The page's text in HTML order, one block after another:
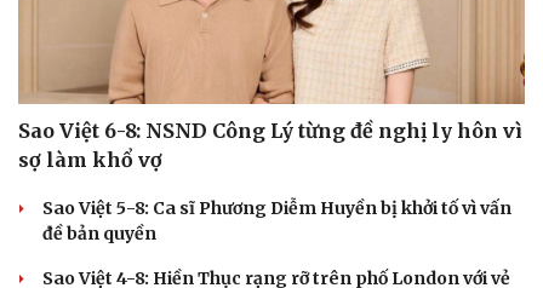
Sao Việt 6-8: NSND Công Lý từng đề nghị ly hôn vì
sợ làm khổ vợ
Sao Việt 5-8: Ca sĩ Phương Diễm Huyền bị khởi tố vì vấn
đề bản quyền
Sao Việt 4-8: Hiền Thục rạng rỡ trên phố London với vẻ